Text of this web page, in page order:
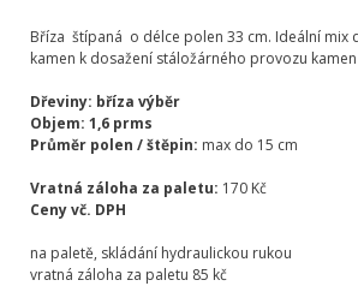
prms,
štípané,
cm,
nesušené
množství
Bříza štípaná o délce polen 33 cm. Ideální mix
kamen k dosažení stáložárného provozu
Dřeviny: bříza výběr
Objem: 1,6 prms
Průměr polen / štěpin: max do 15 cm
Vratná záloha za paletu: 170 Kč
Ceny vč. DPH
na paletě, skládání hydraulickou rukou
vratná záloha za paletu 85 kč